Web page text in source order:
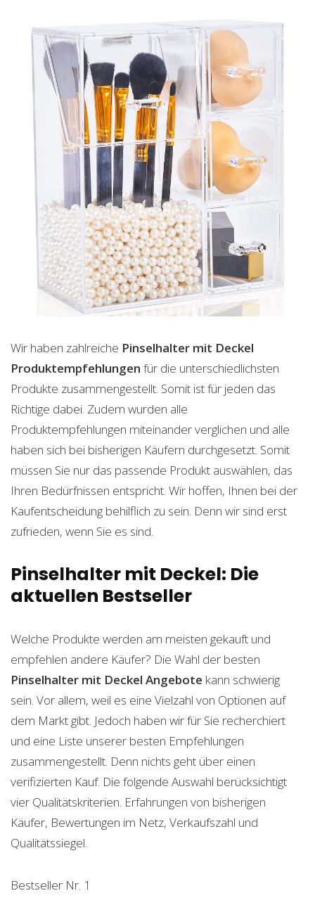
Wir haben zahlreiche Pinselhalter mit Deckel
Produktempfehlungen für die unterschiedlichsten
Produkte zusammengestellt. Somit ist für jeden das
Richtige dabei. Zudem wurden alle
Produktempfehlungen miteinander verglichen und alle
haben sich bei bisherigen Käufern durchgesetzt. Somit
müssen Sie nur das passende Produkt auswählen, das
Ihren Bedürfnissen entspricht. Wir hoffen, Ihnen bei der
Kaufentscheidung behilflich zu sein. Denn wir sind erst
zufrieden, wenn Sie es sind.
Pinselhalter mit Deckel: Die
aktuellen Bestseller
Welche Produkte werden am meisten gekauft und
empfehlen andere Käufer? Die Wahl der besten
Pinselhalter mit Deckel Angebote kann schwierig
sein. Vor allem, weil es eine Vielzahl von Optionen auf
dem Markt gibt. Jedoch haben wir für Sie recherchiert
und eine Liste unserer besten Empfehlungen
zusammengestellt. Denn nichts geht über einen
verifizierten Kauf. Die folgende Auswahl berücksichtigt
vier Qualitätskriterien. Erfahrungen von bisherigen
Käufer, Bewertungen im Netz, Verkaufszahl und
Qualitätssiegel.
Bestseller Nr. 1